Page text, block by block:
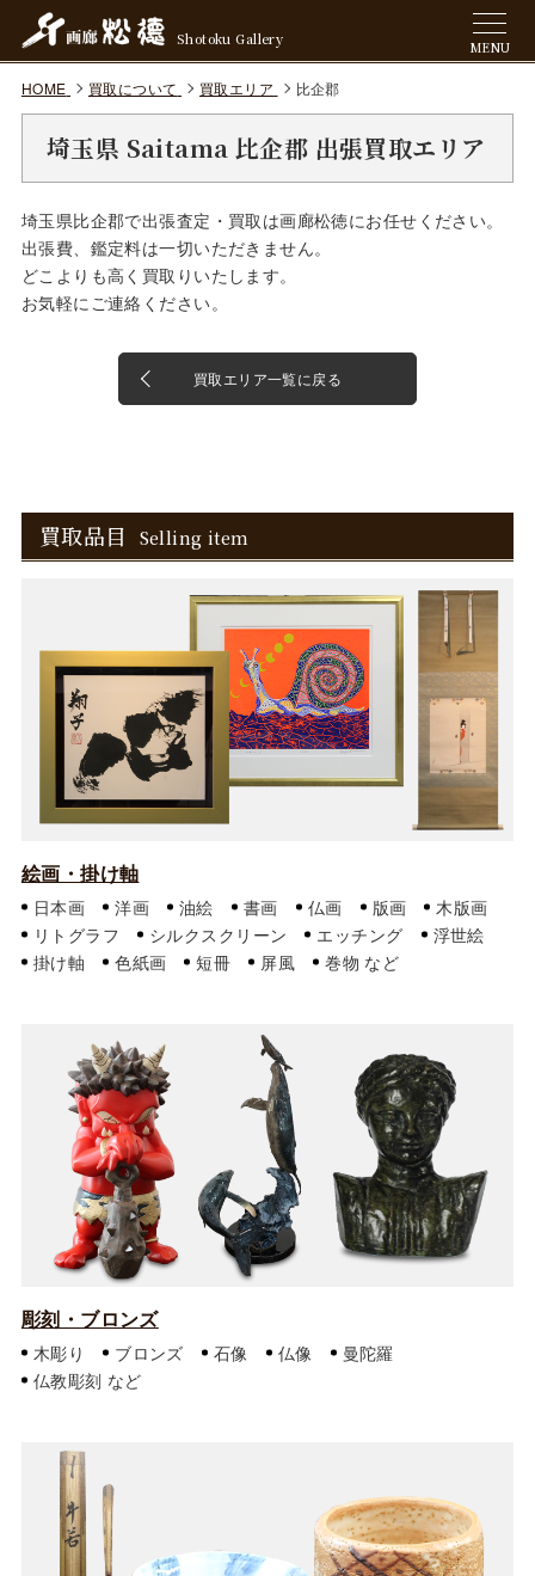
Shotoku Gallery MENU
HOME 買取について 買取エリア 比企郡
埼玉県 Saitama 比企郡 出張買取エリア
埼玉県比企郡で出張査定・買取は画廊松徳にお任せください。
出張費、鑑定料は一切いただきません。
どこよりも高く買取りいたします。
お気軽にご連絡ください。
買取エリア一覧に戻る
買取品目 Selling item
絵画・掛け軸
日本画 洋画 油絵 書画 仏画 版画
木版画
リトグラフ
シルクスクリーン エッチング
浮世絵
掛け軸
色紙画 短冊 屏風 巻物
彫刻・ブロンズ
木彫り ブロンズ 石像 仏像
曼陀羅
仏教彫刻